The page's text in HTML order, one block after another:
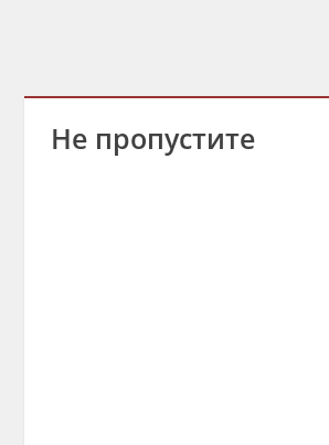
Не пропустите